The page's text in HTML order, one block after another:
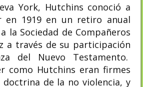
York, Hutchins conoció a
en 1919 en un retiro anual
la Sociedad de Compañeros
a través de su participación
del Nuevo Testamento.
como Hutchins eran firmes
doctrina de la no violencia, y